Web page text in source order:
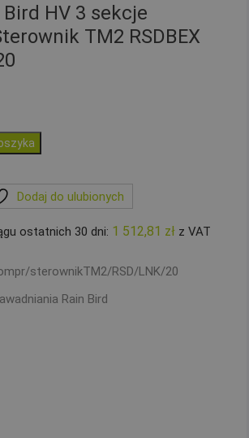
HV 3 sekcje
TM2 RSDBEX
Dodaj do ulubionych
ostatnich 30 dni: 1 512,81 zł z VAT
sterownikTM2/RSD/LNK/20
Rain Bird